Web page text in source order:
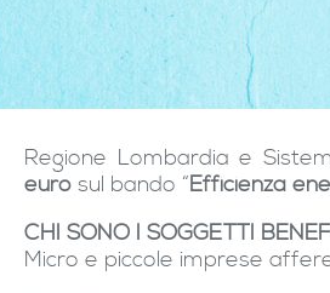
Regione Lombardia e
euro sul bando “Efficienza
CHI SONO I SOGGETTI
Micro e piccole imprese